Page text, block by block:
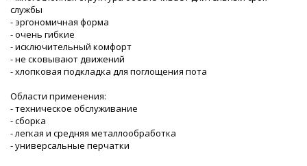
службы
- эргономичная форма
- очень гибкие
- исключительный комфорт
- не сковывают движений
- хлопковая подкладка для поглощения пота
Области применения:
- техническое обслуживание
- сборка
- легкая и средняя металлообработка
- универсальные перчатки